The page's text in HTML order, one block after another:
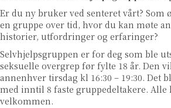
Er du ny bruker ved senteret vårt? Som
en gruppe over tid, hvor du kan møte
historier, utfordringer og erfaringer?
Selvhjelpsgruppen er for deg som ble
seksuelle overgrep før fylte 18 år. Den
annenhver tirsdag kl 16:30 – 19:30. Det
med inntil 8 faste gruppedeltakere. Alle
velkommen.